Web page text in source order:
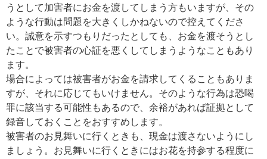
うとして加害者にお金を渡してしまう方もいますが、その
ような行動は問題を大きくしかねないので控えてくださ
い。誠意を示すつもりだったとしても、お金を渡そうとし
たことで被害者の心証を悪くしてしまうようなこともあり
ます。
場合によっては被害者がお金を請求してくることもありま
すが、それに応じてもいけません。そのような行為は恐喝
罪に該当する可能性もあるので、余裕があれば証拠として
録音しておくことをおすすめします。
被害者のお見舞いに行くときも、現金は渡さないようにし
ましょう。お見舞いに行くときにはお花を持参する程度に